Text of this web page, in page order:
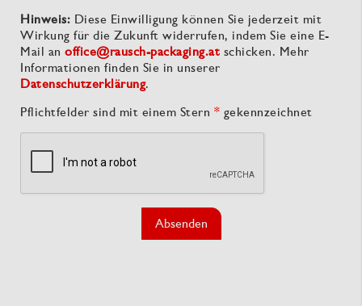
Hinweis: Diese Einwilligung können Sie jederzeit mit
Wirkung für die Zukunft widerrufen, indem Sie eine E-
Mail an office@rausch-packaging.at schicken. Mehr
Informationen finden Sie in unserer
Datenschutzerklärung.
Pflichtfelder sind mit einem Stern * gekennzeichnet
Absenden